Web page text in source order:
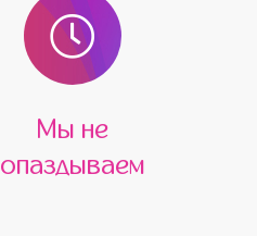
Мы не
опаздываем